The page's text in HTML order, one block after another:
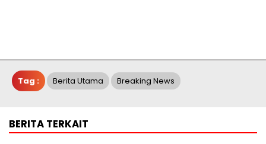
Tag : Berita Utama Breaking News
BERITA TERKAIT